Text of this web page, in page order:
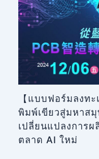
【แบบฟอร์มลงท
พิมพ์เขียวสู่มหาส
เปลี่ยนแปลงการ
ตลาด AI ใหม่